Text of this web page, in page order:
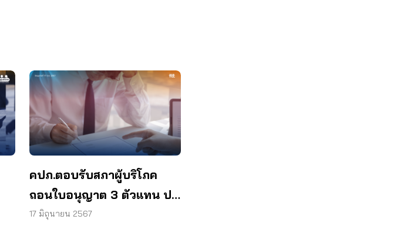
คปภ.ตอบรับสภาผู้บริโภค
ถอนใบอนุญาต 3 ตัวแทน ปม
การบ้านเด็กแฝงขายประกัน
17 มิถุนายน 2567